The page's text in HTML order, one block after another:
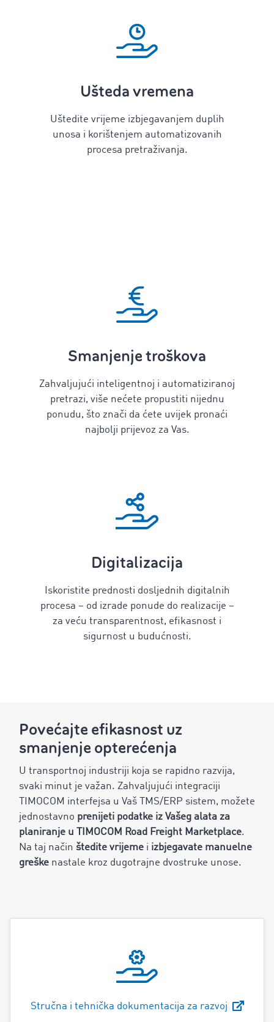
Ušteda vremena
Uštedite vrijeme izbjegavanjem duplih
unosa i korištenjem automatizovanih
procesa pretraživanja.
Smanjenje troškova
Zahvaljujući inteligentnoj i automatiziranoj
pretrazi, više nećete propustiti nijednu
ponudu, što znači da ćete uvijek pronaći
najbolji prijevoz za Vas.
Digitalizacija
Iskoristite prednosti dosljednih digitalnih
procesa – od izrade ponude do realizacije –
za veću transparentnost, efikasnost i
sigurnost u budućnosti.
Povećajte efikasnost uz
smanjenje opterećenja
U transportnoj industriji koja se rapidno razvija,
svaki minut je važan. Zahvaljujući integraciji
TIMOCOM interfejsa u Vaš TMS/ERP sistem, možete
jednostavno prenijeti podatke iz Vašeg alata za
planiranje u TIMOCOM Road Freight Marketplace.
Na taj način štedite vrijeme i izbjegavate manuelne
greške nastale kroz dugotrajne dvostruke unose.
Stručna i tehnička dokumentacija za razvoj